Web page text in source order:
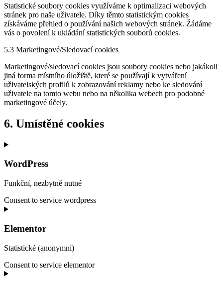
Statistické soubory cookies využíváme k optimalizaci webových
stránek pro naše uživatele. Díky těmto statistickým cookies
získáváme přehled o používání našich webových stránek. Žádáme
vás o povolení k ukládání statistických souborů cookies.
5.3 Marketingové/Sledovací cookies
Marketingové/sledovací cookies jsou soubory cookies nebo jakákoli
jiná forma místního úložiště, které se používají k vytváření
uživatelských profilů k zobrazování reklamy nebo ke sledování
uživatele na tomto webu nebo na několika webech pro podobné
marketingové účely.
6. Umístěné cookies
WordPress
Funkční, nezbytně nutné
Consent to service wordpress
Elementor
Statistické (anonymní)
Consent to service elementor